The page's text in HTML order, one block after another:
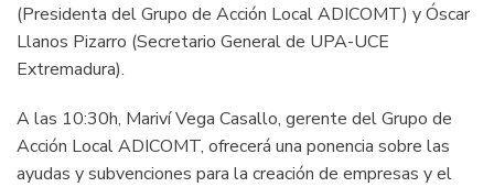
(Presidenta del Grupo de Acción Local ADICOMT) y Óscar
Llanos Pizarro (Secretario General de UPA-UCE
Extremadura).
A las 10:30h, Mariví Vega Casallo, gerente del Grupo de
Acción Local ADICOMT, ofrecerá una ponencia sobre las
ayudas y subvenciones para la creación de empresas y el